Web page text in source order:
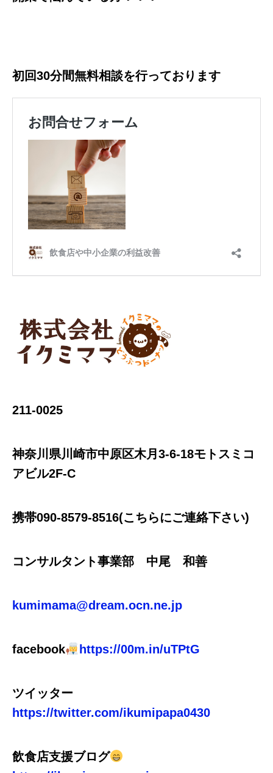
初回30分間無料相談を行っております
211-0025
神奈川県川崎市中原区木月3-6-18モトスミコ
アビル2F-C
携帯090-8579-8516(こちらにご連絡下さい)
コンサルタント事業部 中尾 和善
kumimama@dream.ocn.ne.jp
facebook https://00m.in/uTPtG
ツイッター
https://twitter.com/ikumipapa0430
飲食店支援ブログ
お問い合せ